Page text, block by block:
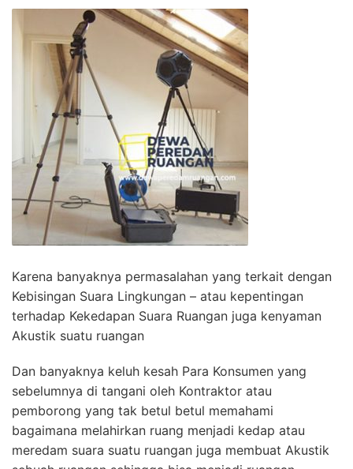
Karena banyaknya permasalahan yang terkait dengan
Kebisingan Suara Lingkungan – atau kepentingan
terhadap Kekedapan Suara Ruangan juga kenyaman
Akustik suatu ruangan
Dan banyaknya keluh kesah Para Konsumen yang
sebelumnya di tangani oleh Kontraktor atau
pemborong yang tak betul betul memahami
bagaimana melahirkan ruang menjadi kedap atau
meredam suara suatu ruangan juga membuat Akustik